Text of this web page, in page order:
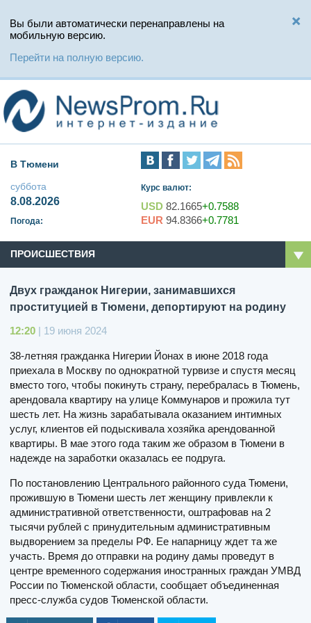
Вы были автоматически перенаправлены на
мобильную версию.
Перейти на полную версию.
В Тюмени
суббота
8.08.2026
Погода:
Курс валют:
USD 82.1665+0.7588
EUR 94.8366+0.7781
ПРОИСШЕСТВИЯ
Двух гражданок Нигерии, занимавшихся
проституцией в Тюмени, депортируют на родину
12:20 | 19 июня 2024
38-летняя гражданка Нигерии Йонах в июне 2018 года
приехала в Москву по однократной турвизе и спустя месяц
вместо того, чтобы покинуть страну, перебралась в Тюмень,
арендовала квартиру на улице Коммунаров и прожила тут
шесть лет. На жизнь зарабатывала оказанием интимных
услуг, клиентов ей подыскивала хозяйка арендованной
квартиры. В мае этого года таким же образом в Тюмени в
надежде на заработки оказалась ее подруга.
По постановлению Центрального районного суда Тюмени,
прожившую в Тюмени шесть лет женщину привлекли к
административной ответственности, оштрафовав на 2
тысячи рублей с принудительным административным
выдворением за пределы РФ. Ее напарницу ждет та же
участь. Время до отправки на родину дамы проведут в
центре временного содержания иностранных граждан УМВД
России по Тюменской области, сообщает объединенная
пресс-служба судов Тюменской области.